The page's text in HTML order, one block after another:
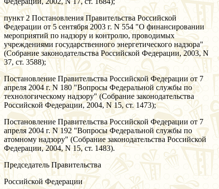
пункт 2 Постановления Правительства Российской
Федерации от 5 сентября 2003 г. N 554 "О финансировании
мероприятий по надзору и контролю, проводимых
учреждениями государственного энергетического надзора"
(Собрание законодательства Российской Федерации, 2003, N
37, ст. 3588);
Постановление Правительства Российской Федерации от 7
апреля 2004 г. N 180 "Вопросы Федеральной службы по
технологическому надзору" (Собрание законодательства
Российской Федерации, 2004, N 15, ст. 1473);
Постановление Правительства Российской Федерации от 7
апреля 2004 г. N 192 "Вопросы Федеральной службы по
атомному надзору" (Собрание законодательства Российской
Федерации, 2004, N 15, ст. 1483).
Председатель Правительства
Российской Федерации